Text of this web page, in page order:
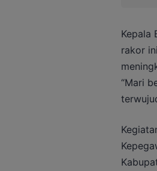
Kepala
rakor
“Mari